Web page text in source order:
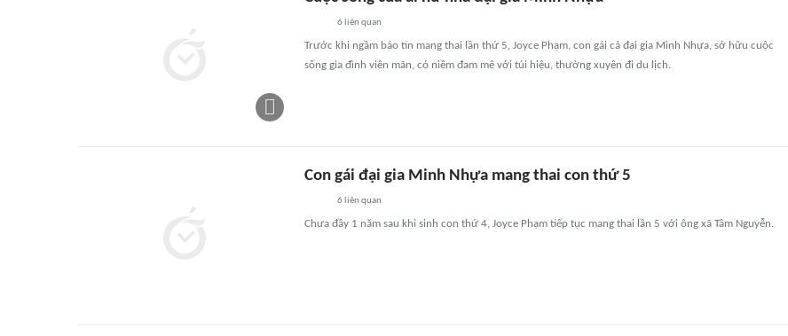
6 liên quan
Trước khi ngầm báo tin mang thai lần thứ 5, Joyce Phạm, con gái cả đại gia Minh Nhựa, sở hữu cuộc
sống gia đình viên mãn, có niềm đam mê với túi hiệu, thường xuyên đi du lịch.
Con gái đại gia Minh Nhựa mang thai con thứ 5
6 liên quan
Chưa đầy 1 năm sau khi sinh con thứ 4, Joyce Phạm tiếp tục mang thai lần 5 với ông xã Tâm Nguyễn.